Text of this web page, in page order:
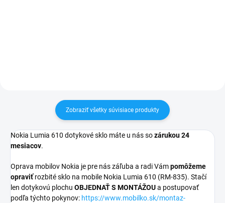
Zobraziť všetky súvisiace produkty
Nokia Lumia 610 dotykové sklo máte u nás sozárukou 24
mesiacov.
Oprava mobilov Nokia je pre nás záľuba a radi Vámpomôžeme
opraviť rozbité sklo na mobile Nokia Lumia 610 (RM-835). Stačí
len dotykovú plochu OBJEDNAŤ S MONTÁŽOUa postupovať
podľa týchto pokynov: https://www.mobilko.sk/montaz-